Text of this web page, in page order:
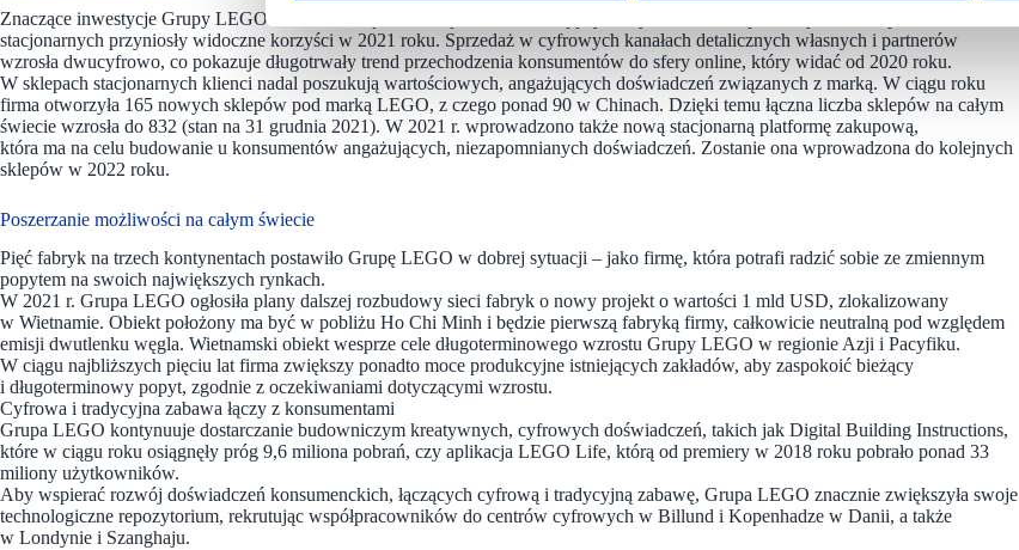
Znaczące inwestycje Grupy LEGO w rozbudowę, innowacje i transformację cyfrowych kanałów sprzedaży oraz sklepów
stacjonarnych przyniosły widoczne korzyści w 2021 roku. Sprzedaż w cyfrowych kanałach detalicznych własnych i partnerów
wzrosła dwucyfrowo, co pokazuje długotrwały trend przechodzenia konsumentów do sfery online, który widać od 2020 roku.
W sklepach stacjonarnych klienci nadal poszukują wartościowych, angażujących doświadczeń związanych z marką. W ciągu roku
firma otworzyła 165 nowych sklepów pod marką LEGO, z czego ponad 90 w Chinach. Dzięki temu łączna liczba sklepów na całym
świecie wzrosła do 832 (stan na 31 grudnia 2021). W 2021 r. wprowadzono także nową stacjonarną platformę zakupową,
która ma na celu budowanie u konsumentów angażujących, niezapomnianych doświadczeń. Zostanie ona wprowadzona do kolejnych
sklepów w 2022 roku.
Poszerzanie możliwości na całym świecie
Pięć fabryk na trzech kontynentach postawiło Grupę LEGO w dobrej sytuacji – jako firmę, która potrafi radzić sobie ze zmiennym
popytem na swoich największych rynkach.
W 2021 r. Grupa LEGO ogłosiła plany dalszej rozbudowy sieci fabryk o nowy projekt o wartości 1 mld USD, zlokalizowany
w Wietnamie. Obiekt położony ma być w pobliżu Ho Chi Minh i będzie pierwszą fabryką firmy, całkowicie neutralną pod względem
emisji dwutlenku węgla. Wietnamski obiekt wesprze cele długoterminowego wzrostu Grupy LEGO w regionie Azji i Pacyfiku.
W ciągu najbliższych pięciu lat firma zwiększy ponadto moce produkcyjne istniejących zakładów, aby zaspokoić bieżący
i długoterminowy popyt, zgodnie z oczekiwaniami dotyczącymi wzrostu.
Cyfrowa i tradycyjna zabawa łączy z konsumentami
Grupa LEGO kontynuuje dostarczanie budowniczym kreatywnych, cyfrowych doświadczeń, takich jak Digital Building Instructions,
które w ciągu roku osiągnęły próg 9,6 miliona pobrań, czy aplikacja LEGO Life, którą od premiery w 2018 roku pobrało ponad 33
miliony użytkowników.
Aby wspierać rozwój doświadczeń konsumenckich, łączących cyfrową i tradycyjną zabawę, Grupa LEGO znacznie zwiększyła swoje
technologiczne repozytorium, rekrutując współpracowników do centrów cyfrowych w Billund i Kopenhadze w Danii, a także
w Londynie i Szanghaju.